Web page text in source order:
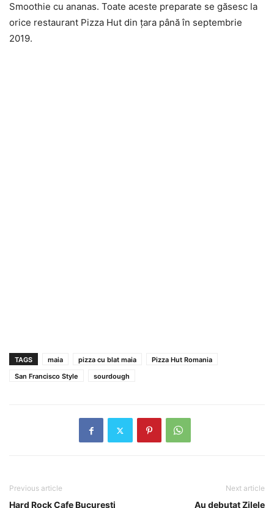
Smoothie cu ananas. Toate aceste preparate se găsesc la
orice restaurant Pizza Hut din țara până în septembrie
2019.
TAGS maia pizza cu blat maia
Pizza Hut Romania
San Francisco Style
sourdough
Previous article
Hard Rock Cafe Bucureşti
Next article
Au debutat Zilele